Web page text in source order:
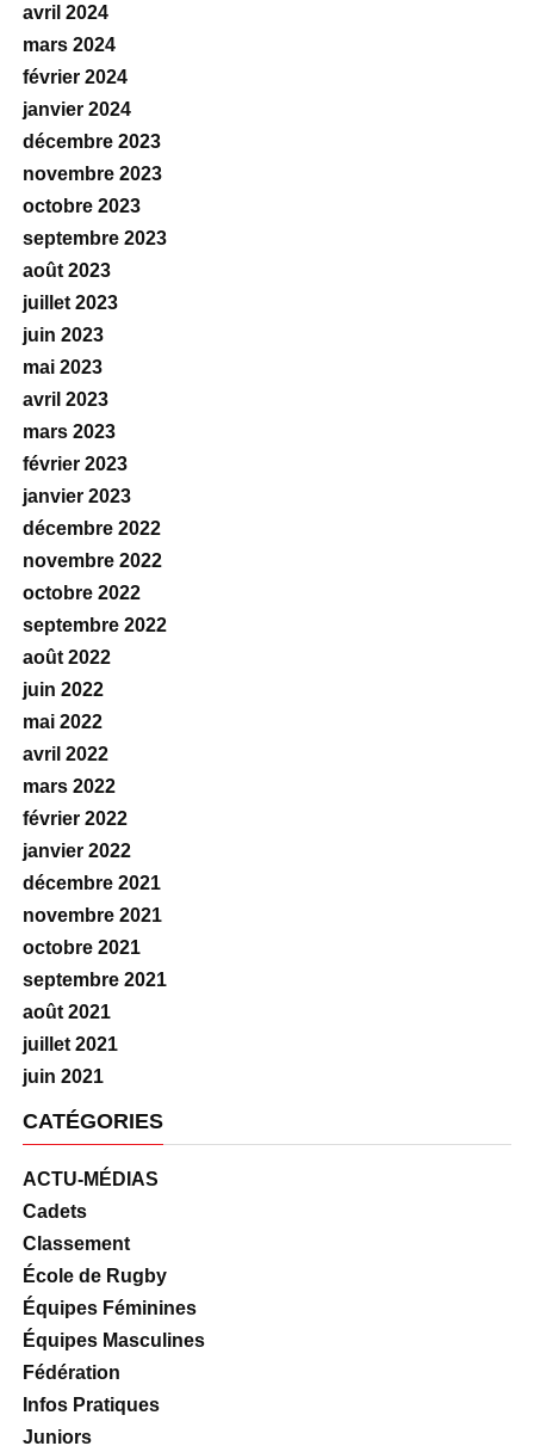
avril 2024
mars 2024
février 2024
janvier 2024
décembre 2023
novembre 2023
octobre 2023
septembre 2023
août 2023
juillet 2023
juin 2023
mai 2023
avril 2023
mars 2023
février 2023
janvier 2023
décembre 2022
novembre 2022
octobre 2022
septembre 2022
août 2022
juin 2022
mai 2022
avril 2022
mars 2022
février 2022
janvier 2022
décembre 2021
novembre 2021
octobre 2021
septembre 2021
août 2021
juillet 2021
juin 2021
CATÉGORIES
ACTU-MÉDIAS
Cadets
Classement
École de Rugby
Équipes Féminines
Équipes Masculines
Fédération
Infos Pratiques
Juniors